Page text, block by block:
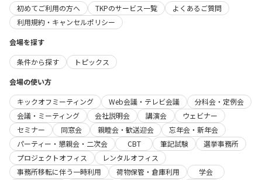
初めてご利用の方へ
TKPのサービス一覧
よくあるご質問
利用規約・キャンセルポリシー
会場を探す
条件から探す
トピックス
会場の使い方
キックオフミーティング
Web会議・テレビ会議
分科会・定例会
会議・ミーティング
会社説明会 講演会
ウェビナー
セミナー
同窓会 親睦会・歓送迎会
忘年会・新年会
パーティー・懇親会・二次会
CBT 筆記試験
選挙事務所
プロジェクトオフィス
レンタルオフィス
事務所移転に伴う一時利用
荷物保管・倉庫利用
学会